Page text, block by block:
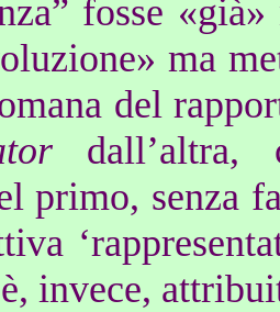
fosse
ma
del
dall’altra,
primo, senza
invece,